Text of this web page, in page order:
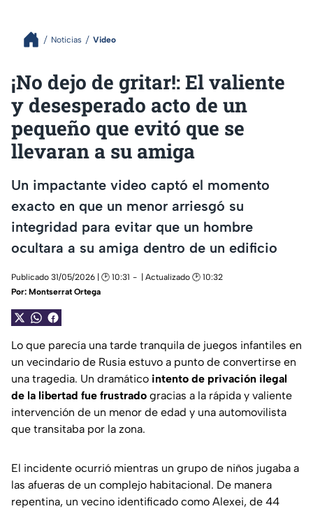
Noticias Video
¡No dejo de gritar!: El valiente
y desesperado acto de un
pequeño que evitó que se
llevaran a su amiga
Un impactante video captó el momento
exacto en que un menor arriesgó su
integridad para evitar que un hombre
ocultara a su amiga dentro de un edificio
Publicado 31/05/2026 | 🕑 10:31
| Actualizado 🕑 10:32
Por: Montserrat Ortega
Lo que parecía una tarde tranquila de juegos infantiles en
un vecindario de Rusia estuvo a punto de convertirse en
una tragedia. Un dramático intento de privación ilegal
de la libertad fue frustrado gracias a la rápida y valiente
intervención de un menor de edad y una automovilista
que transitaba por la zona.
El incidente ocurrió mientras un grupo de niños jugaba a
las afueras de un complejo habitacional. De manera
repentina, un vecino identificado como Alexei, de 44